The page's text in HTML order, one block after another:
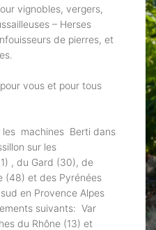
vignobles, vergers,
– Herses
de pierres, et
vous et pour tous
les machines Berti dans
sur les
, du Gard (30), de
(48) et des Pyrénées
en Provence Alpes
suivants: Var
du Rhône (13) et